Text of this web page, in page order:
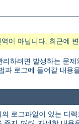
이 아닙니다. 최근에
리하려면 발생하는 문
과 로그에 들어갈 내용
로그파일이 있는 디